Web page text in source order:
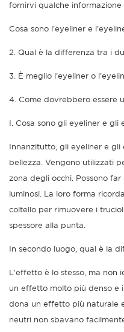
fornirvi qualche informazione
Cosa sono l'eyeliner e
2. Qual è la differenza tra i
3. È meglio l'eyeliner o
4. Come dovrebbero essere
I. Cosa sono gli eyeliner e gli
Innanzitutto, gli eyeliner e
bellezza. Vengono utilizzati
zona degli occhi. Possono
luminosi. La loro forma
coltello per rimuovere i
spessore alla punta.
In secondo luogo, qual è la
L'effetto è lo stesso, ma non
un effetto molto più denso e
dona un effetto più naturale
neutri non sbavano